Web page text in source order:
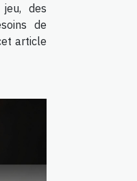
des
de
article